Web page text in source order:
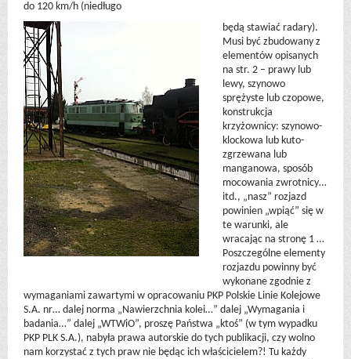
do 120 km/h (niedługo
będą stawiać radary).
Musi być zbudowany z
elementów opisanych
na str. 2 – prawy lub
lewy, szynowo
sprężyste lub czopowe,
konstrukcja
krzyżownicy: szynowo-
klockowa lub kuto-
zgrzewana lub
manganowa, sposób
mocowania zwrotnicy…
itd., „nasz” rozjazd
powinien „wpiąć” się w
te warunki, ale
wracając na stronę 1 …
Poszczególne elementy
rozjazdu powinny być
wykonane zgodnie z
wymaganiami zawartymi w opracowaniu PKP Polskie Linie Kolejowe
S.A. nr… dalej norma „Nawierzchnia kolei…” dalej „Wymagania i
badania…” dalej „WTWiO”, proszę Państwa „ktoś” (w tym wypadku
PKP PLK S.A.), nabyła prawa autorskie do tych publikacji, czy wolno
nam korzystać z tych praw nie będąc ich właścicielem?! Tu każdy